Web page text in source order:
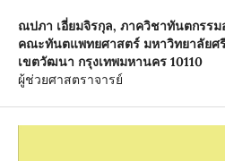
ณปภา เอี่ยมจิรกุล, ภาควิชาทันตกรร
คณะทันตแพทยศาสตร์ มหาวิทยาลัย
เขตวัฒนา กรุงเทพมหานคร 10110
ผู้ช่วยศาสตราจารย์